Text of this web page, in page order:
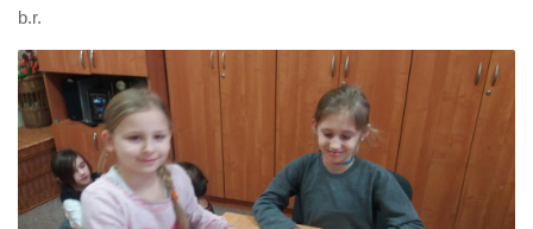
b.r.